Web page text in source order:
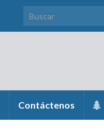
Search for:
Contáctenos